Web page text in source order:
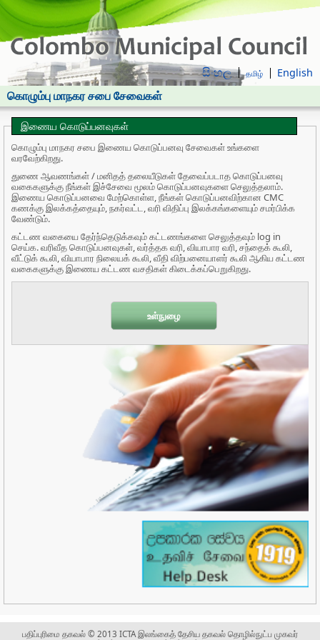
සිංහල தமிழ் English
கொழும்பு மாநகர சபை சேவைகள்
இணைய கொடுப்பனவுகள்
கொழும்பு மாநகர சபை இணைய கொடுப்பனவு சேவைகள் உங்களை
வரவேற்கிறது.
துணை ஆவணங்கள் / மனிதத் தலையீடுகள் தேவைப்படாத கொடுப்பனவு
வகைகளுக்கு நீங்கள் இச்சேவை மூலம் கொடுப்பனவுகளை செலுத்தலாம்.
இணைய கொடுப்பனவை மேற்கொள்ள, நீங்கள் கொடுப்பனவிற்கான CMC
கணக்கு இலக்கத்தையும், நகர்வட்ட, வரி விதிப்பு இலக்கங்களையும் சமர்பிக்க
வேண்டும்.
கட்டண வகையை தேர்ந்தெடுக்கவும் கட்டணங்களை செலுத்தவும் log in
செய்க. வரிவீத கொடுப்பனவுகள், வர்த்தக வரி, வியாபார வரி, சந்தைக் கூலி,
வீட்டுக் கூலி, வியாபார நிலையக் கூலி, வீதி விற்பனையாளர் கூலி ஆகிய கட்டண
வகைகளுக்கு இணைய கட்டண வசதிகள் கிடைக்கப்பெறுகிறது.
பதிப்புரிமை தகவல் © 2013 ICTA இலங்கைத் தேசிய தகவல் தொழில்நுட்ப முகவர்